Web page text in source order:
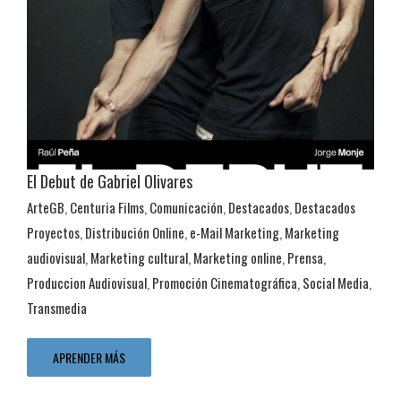
Transmedia
ArteGB Centuria Films Comunicación Destacados
Destacados
Proyectos Distribución Online e-Mail Marketing Marketing
Audiovisual
El Debut de Gabriel Olivares
ArteGB, Centuria Films, Comunicación, Destacados, Destacados
Proyectos, Distribución Online, e-Mail Marketing, Marketing
audiovisual, Marketing cultural, Marketing online, Prensa,
Produccion Audiovisual, Promoción Cinematográfica, Social Media,
Transmedia
APRENDER MÁS